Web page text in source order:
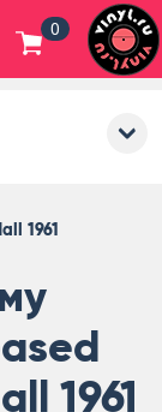
0
1961
1961